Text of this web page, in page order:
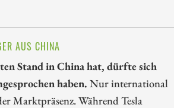
AUS CHINA
Stand in China hat, dürfte sich
haben. Nur international
Marktpräsenz. Während Tesla